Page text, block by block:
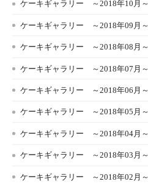
ケーキギャラリー ～2018年10月～
ケーキギャラリー ～2018年09月～
ケーキギャラリー ～2018年08月～
ケーキギャラリー ～2018年07月～
ケーキギャラリー ～2018年06月～
ケーキギャラリー ～2018年05月～
ケーキギャラリー ～2018年04月～
ケーキギャラリー ～2018年03月～
ケーキギャラリー ～2018年02月～